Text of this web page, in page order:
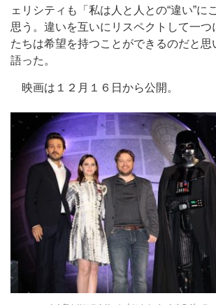
ェリシティも「私は人と人との“違い”に
思う。違いを互いにリスペクトして一つ
たちは希望を持つことができるのだと思
語った。
映画は１２月１６日から公開。